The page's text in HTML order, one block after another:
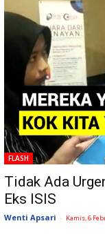
FLASH
Tidak Ada
Eks ISIS
Wenti Apsari - Kamis, 6